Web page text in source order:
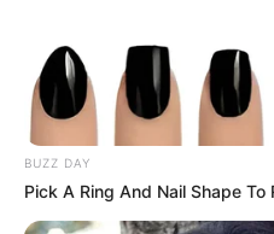
BUZZ DAY
Pick A Ring And Nail Shape